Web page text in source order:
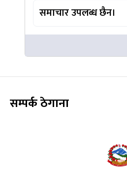
समाचार उपलब्ध छैन।
सम्पर्क ठेगाना